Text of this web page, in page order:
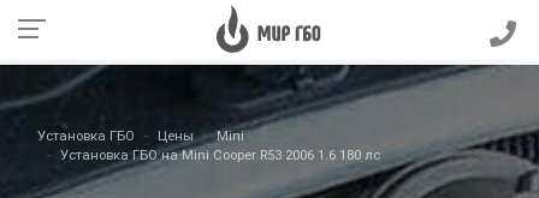
Установка ГБО Цены
Mini
Установка ГБО на Mini Cooper R53 2006 1.6 180 лс